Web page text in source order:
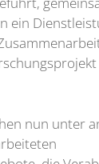
ein
nun unter